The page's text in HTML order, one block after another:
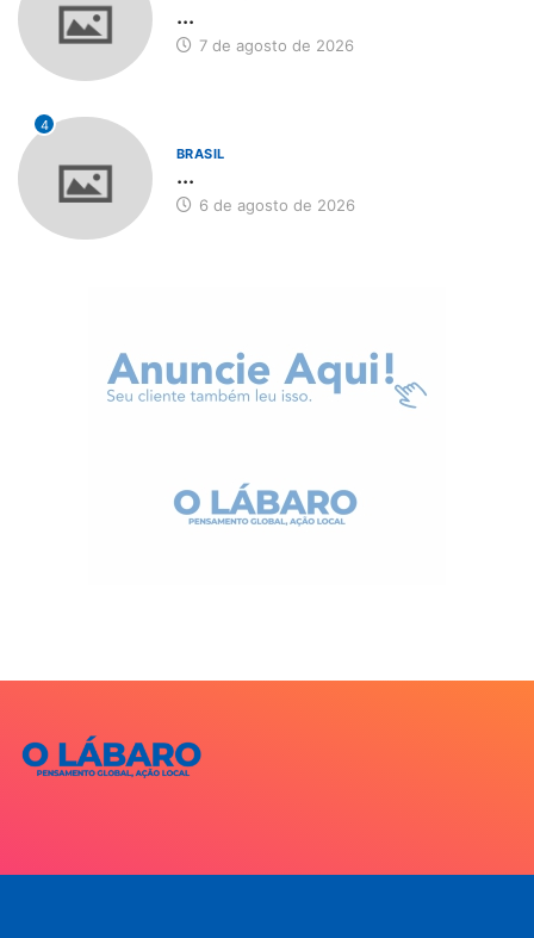
...
7 de agosto de 2026
4
BRASIL
...
6 de agosto de 2026